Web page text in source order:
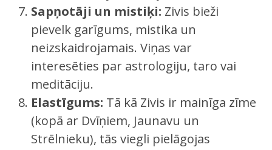
Sapņotāji un mistiķi: Zivis bieži
pievelk garīgums, mistika un
neizskaidrojamais. Viņas var
interesēties par astrologiju, taro vai
meditāciju.
Elastīgums: Tā kā Zivis ir mainīga zīme
(kopā ar Dvīņiem, Jaunavu un
Strēlnieku), tās viegli pielāgojas